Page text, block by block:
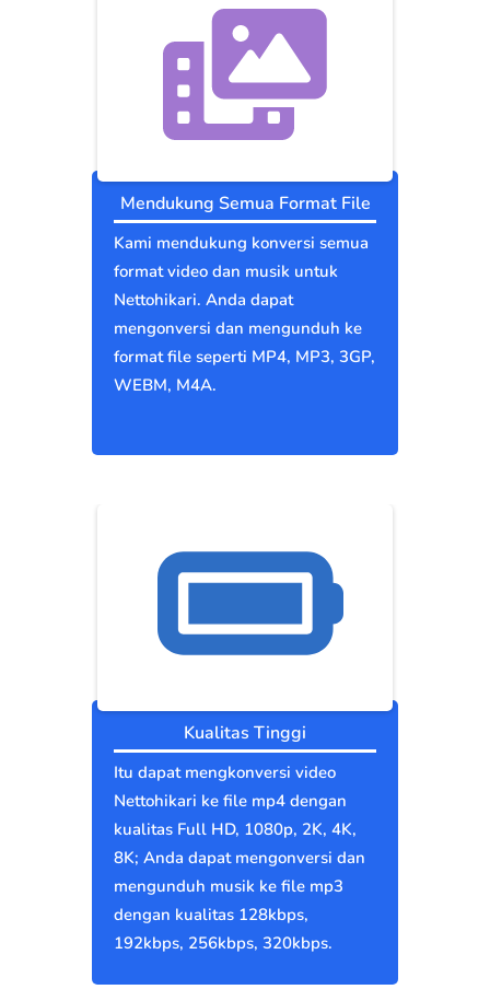
Mendukung Semua Format File
Kami mendukung konversi semua
format video dan musik untuk
Nettohikari. Anda dapat
mengonversi dan mengunduh ke
format file seperti MP4, MP3, 3GP,
WEBM, M4A.
Kualitas Tinggi
Itu dapat mengkonversi video
Nettohikari ke file mp4 dengan
kualitas Full HD, 1080p, 2K, 4K,
8K; Anda dapat mengonversi dan
mengunduh musik ke file mp3
dengan kualitas 128kbps,
192kbps, 256kbps, 320kbps.